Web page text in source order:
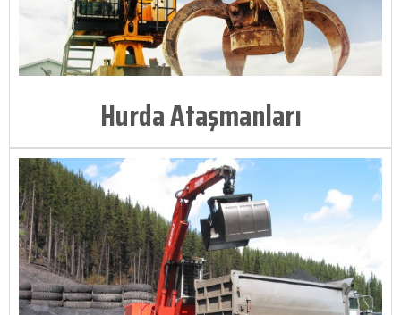
Hurda Ataşmanları